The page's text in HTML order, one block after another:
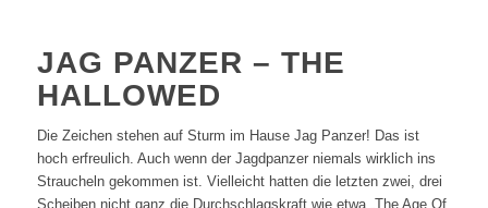
JAG PANZER – THE
HALLOWED
Die Zeichen stehen auf Sturm im Hause Jag Panzer! Das ist
hoch erfreulich. Auch wenn der Jagdpanzer niemals wirklich ins
Straucheln gekommen ist. Vielleicht hatten die letzten zwei, drei
Scheiben nicht ganz die Durchschlagskraft wie etwa „The Age Of